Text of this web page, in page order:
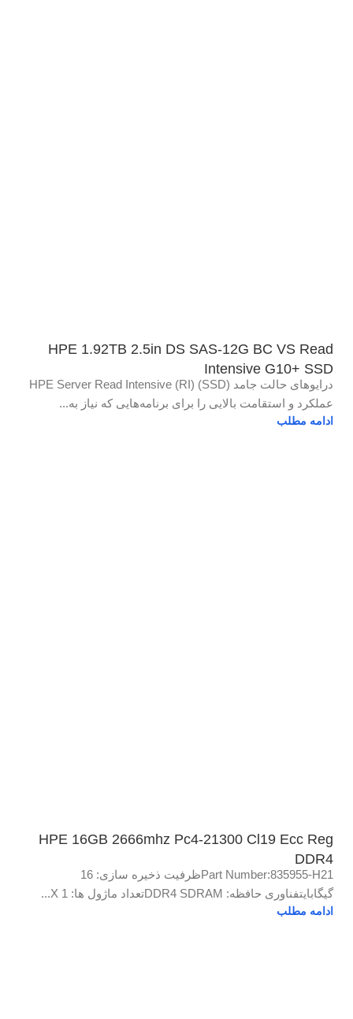
HPE 1.92TB 2.5in DS SAS-12G BC VS Read
Intensive G10+ SSD
درایوهای حالت جامد (SSD) HPE Server Read Intensive (RI)
عملکرد و استقامت بالایی را برای برنامه‌هایی که نیاز به...
ادامه مطلب
HPE 16GB 2666mhz Pc4-21300 Cl19 Ecc Reg
DDR4
Part Number:835955-H21ظرفیت ذخیره سازی: 16
گیگابایتفناوری حافظه: DDR4 SDRAMتعداد ماژول ها: 1 X...
ادامه مطلب